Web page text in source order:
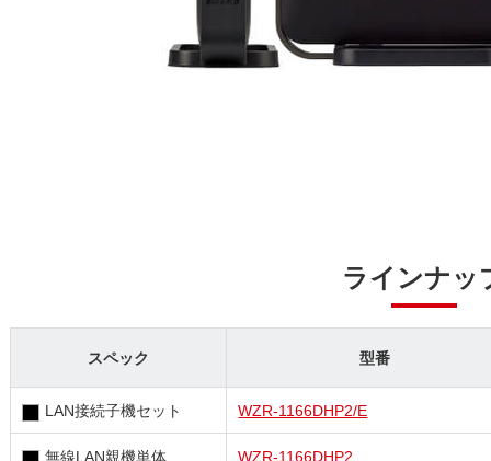
ラインナッ
スペック 型番
LAN接続子機セット WZR-1166DHP2/E
無線LAN親機単体 WZR-1166DHP2